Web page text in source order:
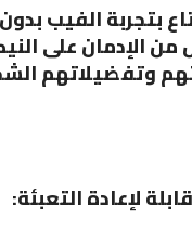
بتجربة الفيب
من الإدمان على
وتفضيلاتهم